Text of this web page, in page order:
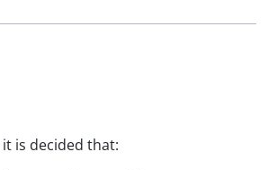
is decided that: